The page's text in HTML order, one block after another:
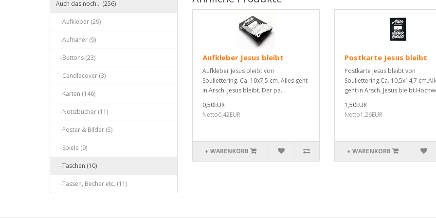
Auch das noch... (256)
-Aufkleber (29)
-Aufnäher (9)
-Buttons (23)
-Candlecover (3)
-Karten (146)
-Notizbücher (11)
-Poster & Bilder (5)
-Spiele (9)
-Taschen (10)
-Tassen, Becher etc. (11)
Aufkleber Jesus bleibt
Aufkleber Jesus bleibt von
Soullettering. Ca. 10x7,5 cm. Alles geht
in Arsch. Jesus bleibt. Der pa..
0,50EUR
Netto0,42EUR
+ WARENKORB
Postkarte Jesus bleibt
Postkarte Jesus bleibt von
Soullettering.Ca. 10,5x14,7
geht in Arsch. Jesus
1,50EUR
Netto1,26EUR
+ WARENKORB